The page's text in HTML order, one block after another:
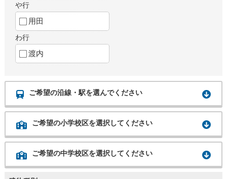
や行
用田
わ行
渡内
ご希望の沿線・駅を選んでください
ご希望の小学校区を選択してください
ご希望の中学校区を選択してください